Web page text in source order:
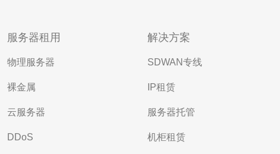
服务器租用
物理服务器
裸金属
云服务器
DDoS
解决方案
SDWAN专线
IP租赁
服务器托管
机柜租赁